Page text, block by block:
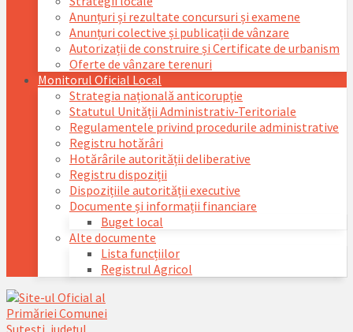
Anunțuri și rezultate concursuri și examene
Anunțuri colective și publicații de vânzare
Autorizații de construire și Certificate de urbanism
Oferte de vânzare terenuri
Monitorul Oficial Local
Strategia națională anticorupție
Statutul Unității Administrativ-Teritoriale
Regulamentele privind procedurile administrative
Registru hotărâri
Hotărârile autorității deliberative
Registru dispoziții
Dispozițiile autorității executive
Documente și informații financiare
Buget local
Alte documente
Lista funcțiilor
Registrul Agricol